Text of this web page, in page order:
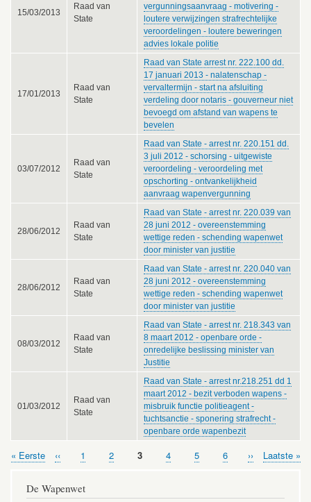
15/03/2013
Raad van
State
vergunningsaanvraag - motivering -
loutere verwijzingen strafrechtelijke
veroordelingen - loutere beweringen
advies lokale politie
17/01/2013
Raad van
State
Raad van State arrest nr. 222.100 dd.
17 januari 2013 - nalatenschap -
vervaltermijn - start na afsluiting
verdeling door notaris - gouverneur niet
bevoegd om afstand van wapens te
bevelen
03/07/2012
Raad van
State
Raad van State - arrest nr. 220.151 dd.
3 juli 2012 - schorsing - uitgewiste
veroordeling - veroordeling met
opschorting - ontvankelijkheid
aanvraag wapenvergunning
28/06/2012
Raad van
State
Raad van State - arrest nr. 220.039 van
28 juni 2012 - overeenstemming
wettige reden - schending wapenwet
door minister van justitie
28/06/2012
Raad van
State
Raad van State - arrest nr. 220.040 van
28 juni 2012 - overeenstemming
wettige reden - schending wapenwet
door minister van justitie
08/03/2012
Raad van
State
Raad van State - arrest nr. 218.343 van
8 maart 2012 - openbare orde -
onredelijke beslissing minister van
Justitie
01/03/2012
Raad van
State
Raad van State - arrest nr.218.251 dd 1
maart 2012 - bezit verboden wapens -
misbruik functie politieagent -
tuchtsanctie - sponering strafrecht -
openbare orde wapenbezit
Paginering
Eerste
« Eerste
Vorige
‹‹ Pagina
1 Pagina
2 Pagina
3 Pagina
4 Pagina
5 Pagina
6
Volgende
››
Laatste
Laatste »
De Wapenwet